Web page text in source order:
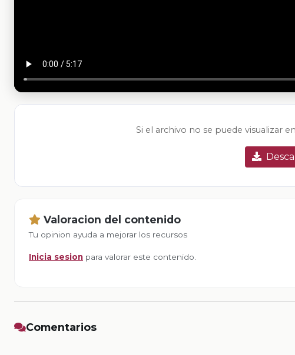
Si el archivo no se puede visualizar
Valoracion del contenido
Tu opinion ayuda a mejorar los recursos
Inicia sesion para valorar este contenido.
Comentarios